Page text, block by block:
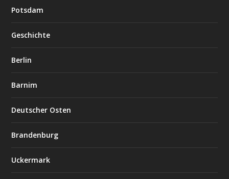
Potsdam
Geschichte
Berlin
Barnim
Deutscher Osten
Brandenburg
Uckermark